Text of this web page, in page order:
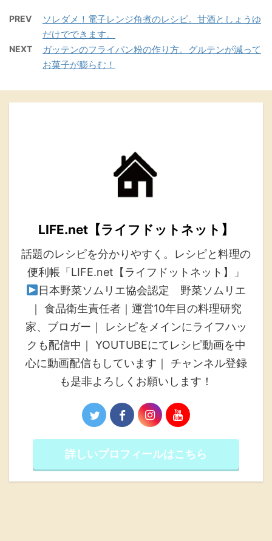
PREV
ソレダメ！電子レンジ角煮のレシピ。甘酒としょうゆ
だけでできます。
NEXT
ガッテンのフライパン粉の作り方。グルテンが減って
お菓子が膨らむ！
LIFE.net【ライフドットネット】
話題のレシピを分かりやすく。レシピと料理の
便利帳「LIFE.net【ライフドットネット】」
日本野菜ソムリエ協会認定 野菜ソムリエ
｜ 食品衛生責任者｜運営10年目の料理研究
家、ブロガー｜ レシピをメインにライフハッ
クも配信中｜ YOUTUBEにてレシピ動画を中
心に動画配信もしています｜ チャンネル登録
も是非よろしくお願いします！
詳しいプロフィールはこちら